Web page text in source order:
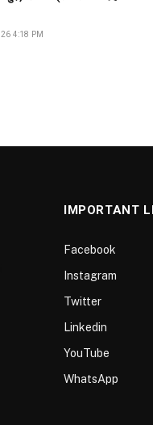
4:18 PM
IMPORTANT
Facebook
Instagram
Twitter
Linkedin
YouTube
WhatsApp